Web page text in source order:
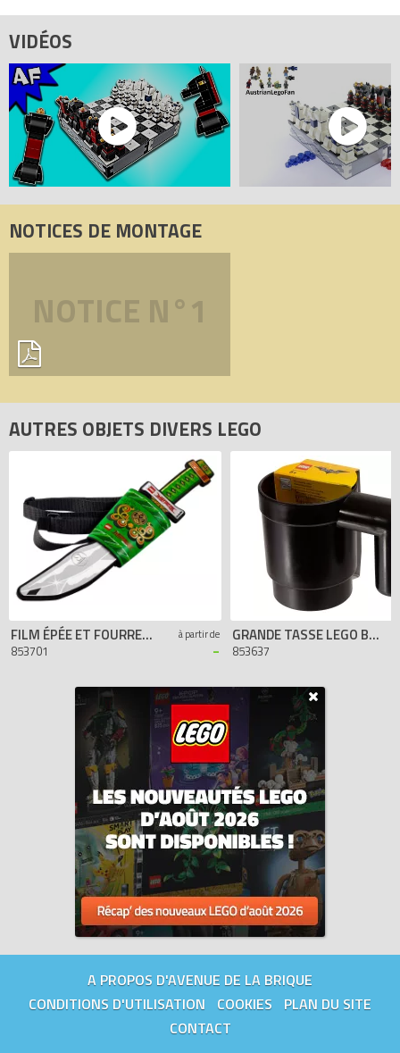
VIDÉOS
NOTICES DE MONTAGE
NOTICE N°1
AUTRES OBJETS DIVERS LEGO
FILM ÉPÉE ET FOURREAU LEGO NINJAGO
853701
à partir de
-
GRANDE TASSE LEGO BATMAN LE FILM
853637
A PROPOS D'AVENUE DE LA BRIQUE
CONDITIONS D'UTILISATION
COOKIES
PLAN DU SITE
CONTACT